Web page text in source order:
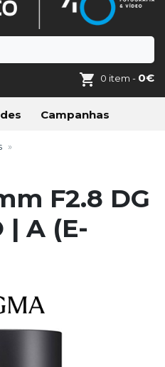
0 item - 0€
Campanhas
F2.8 DG
| A (E-